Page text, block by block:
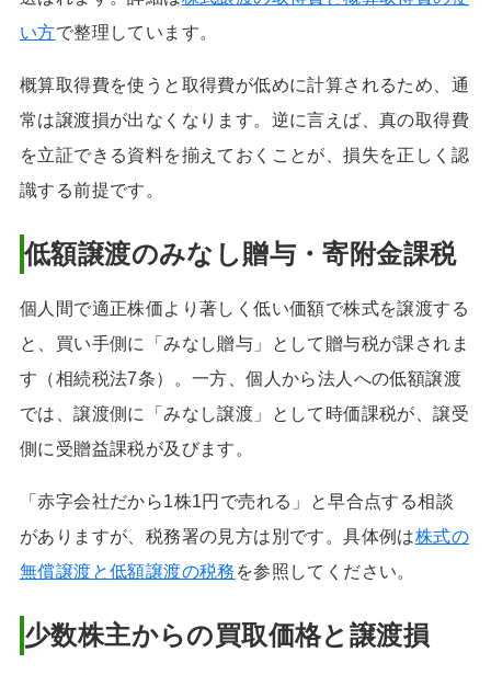
い方で整理しています。
概算取得費を使うと取得費が低めに計算されるため、通
常は譲渡損が出なくなります。逆に言えば、真の取得費
を立証できる資料を揃えておくことが、損失を正しく認
識する前提です。
低額譲渡のみなし贈与・寄附金課税
個人間で適正株価より著しく低い価額で株式を譲渡する
と、買い手側に「みなし贈与」として贈与税が課されま
す（相続税法7条）。一方、個人から法人への低額譲渡
では、譲渡側に「みなし譲渡」として時価課税が、譲受
側に受贈益課税が及びます。
「赤字会社だから1株1円で売れる」と早合点する相談
がありますが、税務署の見方は別です。具体例は株式の
無償譲渡と低額譲渡の税務 を参照してください。
少数株主からの買取価格と譲渡損